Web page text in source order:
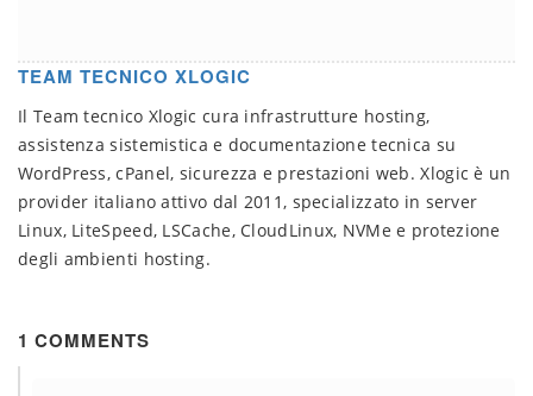
TEAM TECNICO XLOGIC
Il Team tecnico Xlogic cura infrastrutture hosting,
assistenza sistemistica e documentazione tecnica su
WordPress, cPanel, sicurezza e prestazioni web. Xlogic è un
provider italiano attivo dal 2011, specializzato in server
Linux, LiteSpeed, LSCache, CloudLinux, NVMe e protezione
degli ambienti hosting.
1 COMMENTS